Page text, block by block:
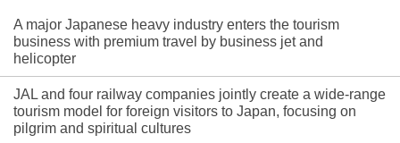
A major Japanese heavy industry enters the tourism
business with premium travel by business jet and
helicopter
JAL and four railway companies jointly create a wide-range
tourism model for foreign visitors to Japan, focusing on
pilgrim and spiritual cultures